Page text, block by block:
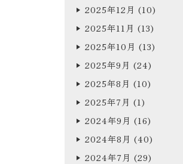
2025年12月 (10)
2025年11月 (13)
2025年10月 (13)
2025年9月 (24)
2025年8月 (10)
2025年7月 (1)
2024年9月 (16)
2024年8月 (40)
2024年7月 (29)